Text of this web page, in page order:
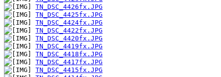
TN_DSC_4426fx.JPG
TN_DSC_4425fx.JPG
TN_DSC_4424fx.JPG
TN_DSC_4422fx.JPG
TN_DSC_4420fx.JPG
TN_DSC_4419fx.JPG
TN_DSC_4418fx.JPG
TN_DSC_4417fx.JPG
TN_DSC_4415fx.JPG